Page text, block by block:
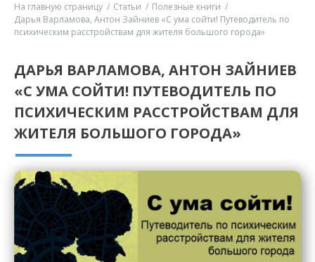
На главную страницу Статьи
Полезные книги
Дарья Варламова, Антон Зайниев «С ума сойти! Путеводитель по
психическим расстройствам для жителя большого города»
ДАРЬЯ ВАРЛАМОВА, АНТОН ЗАЙНИЕВ
«С УМА СОЙТИ! ПУТЕВОДИТЕЛЬ ПО
ПСИХИЧЕСКИМ РАССТРОЙСТВАМ ДЛЯ
ЖИТЕЛЯ БОЛЬШОГО ГОРОДА»